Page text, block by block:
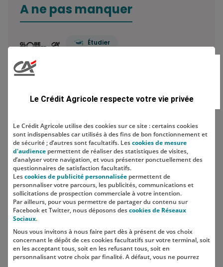
A ne pas manquer
Étudier
Combien de comptes bancaires
peut-on avoir ? Le…
Economiser
Comment construire sa stratégie
d'épargne ?
SUIVEZ-NOUS SUR LES RÉSEAUX
SOCIAUX
Le Crédit Agricole respecte votre vie privée
Le Crédit Agricole utilise des cookies sur ce site : certains cookies
sont indispensables car utilisés à des fins de bon fonctionnement et
de sécurité ; d’autres sont facultatifs. Lescookies de mesure
d'audience permettent de réaliser des statistiques de visites,
d’analyser votre navigation, et vous présenter ponctuellement des
questionnaires de satisfaction facultatifs.
Lescookies de publicité personnalisée permettent de
personnaliser votre parcours, les publicités, communications et
sollicitations de prospection commerciale à votre intention.
Par ailleurs, pour vous permettre de partager du contenu sur
Facebook et Twitter, nous déposons descookies de Réseaux
Sociaux.
Nous vous invitons à nous faire part dès à présent de vos choix
concernant le dépôt de ces cookies facultatifs sur votre terminal, soit
en les acceptant tous, soit en les refusant tous, soit en
personnalisant votre choix par finalité. A défaut, vous ne pourrez